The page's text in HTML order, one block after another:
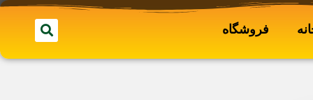
فروشگاه